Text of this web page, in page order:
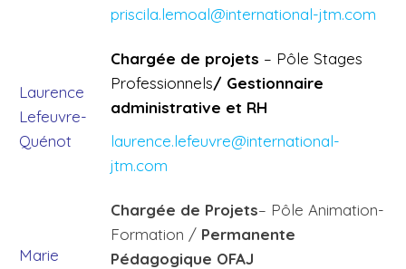
priscila.lemoal@international-jtm.com
Laurence
Lefeuvre-
Quénot
Chargée de projets – Pôle Stages
Professionnels/ Gestionnaire
administrative et RH
laurence.lefeuvre@international-
jtm.com
Marie
Chargée de Projets– Pôle Animation-
Formation / Permanente
Pédagogique OFAJ